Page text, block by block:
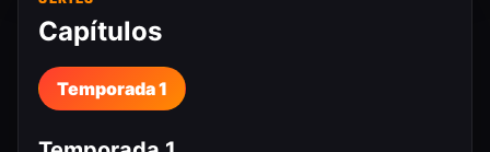
Capítulos
Temporada 1